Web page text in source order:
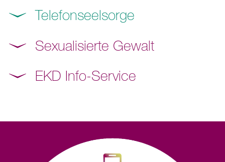
Telefonseelsorge
Sexualisierte Gewalt
EKD Info-Service